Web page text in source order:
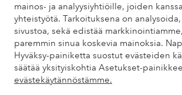
mainos- ja analyysiyhtiöille, joiden
yhteistyötä. Tarkoituksena on
sivustoa, sekä edistää
paremmin sinua koskevia mainoksia.
Hyväksy-painiketta suostut evästeiden
säätää yksityiskohtia Asetukset-
evästekäytännöstämme.
Asiakaspalvelu Tilaukset
Omat sivut